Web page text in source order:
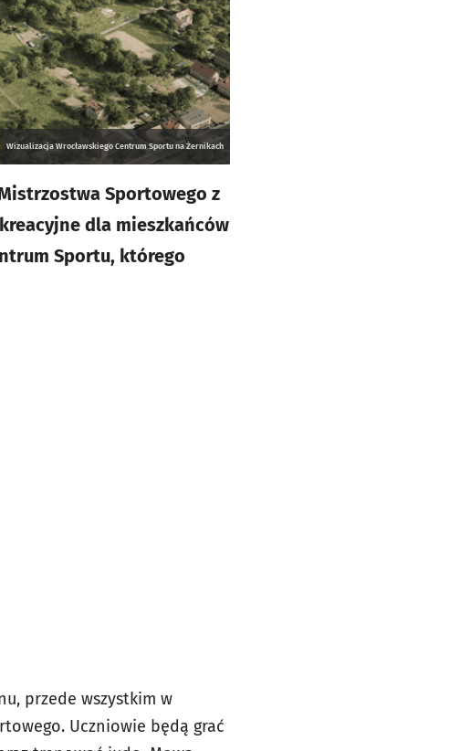
Wizualizacja Wrocławskiego Centrum Sportu na Żernikach
Sportowego z
dla mieszkańców
Sportu, którego
przede wszystkim w
Uczniowie będą grać